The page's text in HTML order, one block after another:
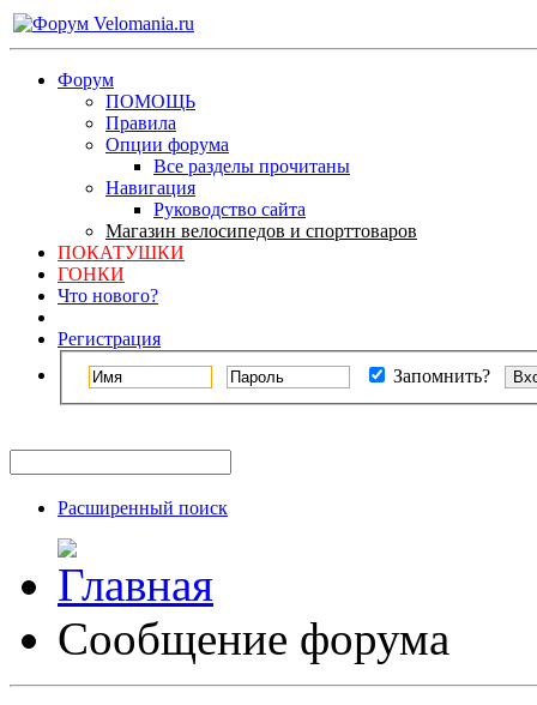
Форум
ПОМОЩЬ
Правила
Опции форума
Все разделы прочитаны
Навигация
Руководство сайта
Магазин велосипедов и спорттоваров
ПОКАТУШКИ
ГОНКИ
Что нового?
Регистрация
Запомнить?
Расширенный поиск
Сообщение форума